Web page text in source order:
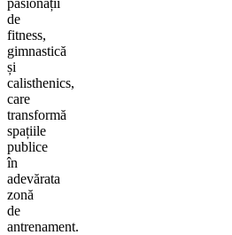
de
fitness,
gimnastică
și
calisthenics,
care
transformă
spațiile
publice
în
adevărata
zonă
de
antrenament.